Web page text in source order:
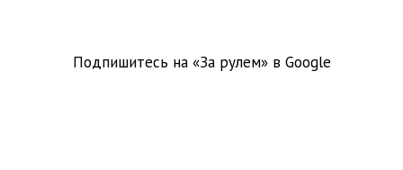
Подпишитесь на «За рулем» в Google